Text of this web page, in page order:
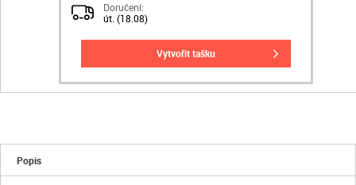
Doručení:
út. (18.08)
vytvořit tašku
Popis